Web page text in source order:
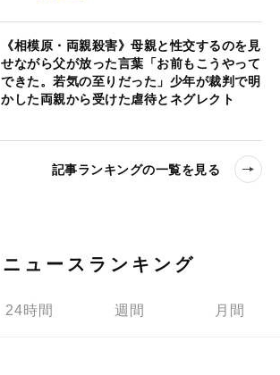
《相模原・両親殺害》母親と性交するのを見
せながら父が放った言葉「お前もこうやって
できた。若気の至りだった」少年が裁判で明
かした両親から受けた虐待とネグレクト
記事ランキングの一覧を見る
ニュースランキング
24時間 週間 月間